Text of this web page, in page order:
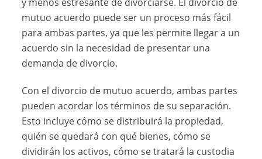
y menos estresante de divorciarse. El divorcio de
mutuo acuerdo puede ser un proceso más fácil
para ambas partes, ya que les permite llegar a un
acuerdo sin la necesidad de presentar una
demanda de divorcio.
Con el divorcio de mutuo acuerdo, ambas partes
pueden acordar los términos de su separación.
Esto incluye cómo se distribuirá la propiedad,
quién se quedará con qué bienes, cómo se
dividirán los activos, cómo se tratará la custodia